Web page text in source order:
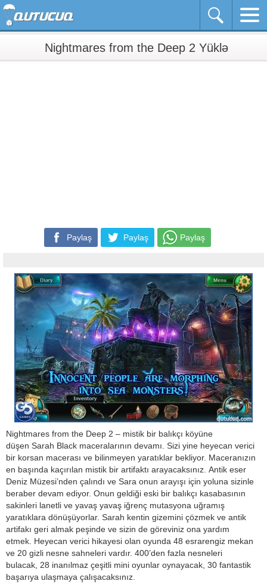
Nightmares from the Deep 2 Yüklə
Paylaş Paylaş Paylaş
Nightmares from the Deep 2 – mistik bir balıkçı köyüne
düşen Sarah Black maceralarının devamı. Sizi yine heyecan verici
bir korsan macerası ve bilinmeyen yaratıklar bekliyor. Maceranızın
en başında kaçırılan mistik bir artifaktı arayacaksınız. Antik eser
Deniz Müzesi’nden çalındı ve Sara onun arayışı için yoluna sizinle
beraber devam ediyor. Onun geldiği eski bir balıkçı kasabasının
sakinleri lanetli ve yavaş yavaş iğrenç mutasyona uğramış
yaratıklara dönüşüyorlar. Sarah kentin gizemini çözmek ve antik
artifakı geri almak peşinde ve sizin de göreviniz ona yardım
etmek. Heyecan verici hikayesi olan oyunda 48 esrarengiz mekan
ve 20 gizli nesne sahneleri vardır. 400’den fazla nesneleri
bulacak, 28 inanılmaz çeşitli mini oyunlar oynayacak, 30 fantastik
başarıya ulaşmaya çalışacaksınız.